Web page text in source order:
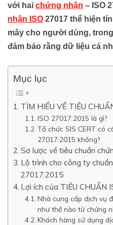
với hai chứng nhận – ISO
nhận ISO 27017 thể hiện
mây cho người dùng,
đảm bảo rằng dữ liệu cá
Mục lục
TÌM HIỂU VỀ TIÊU
ISO 27017:2015 là gì?
Tổ chức SIS CERT có
27017:2015 không?
Sơ lược về tiêu chuẩn
Lộ trình cho công ty
27017:2015
Lợi ích của TIÊU CHUẨN
Nhà cung cấp dịch vụ
như thế nào từ chứng
Khách hàng sử dụng